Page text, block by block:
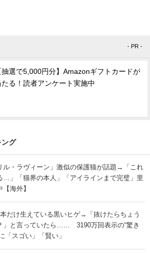
- PR -
抽選で5,000円分】Amazonギフトカードが
たる！読者アンケート実施中
ング
ル・ラヴィーン」激似の保護猫が話題→「これ
…」「猫界の本人」「アイラインまで完璧」里
海外】
だけ生えている黒いヒゲ→「抜けたらちょう
」と言っていたら…… 3190万回表示の“驚き
「スゴい」「賢い」